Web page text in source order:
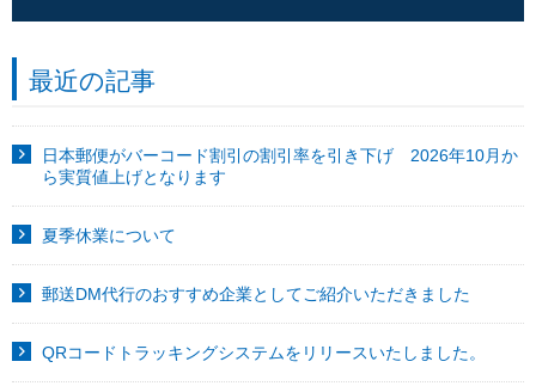
最近の記事
日本郵便がバーコード割引の割引率を引き下げ 2026年10月か
ら実質値上げとなります
夏季休業について
郵送DM代行のおすすめ企業としてご紹介いただきました
QRコードトラッキングシステムをリリースいたしました。